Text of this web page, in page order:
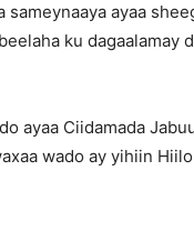
sameynaaya ayaa
ku dagaalamay
ayaa Ciidamada
wado ay yihiin